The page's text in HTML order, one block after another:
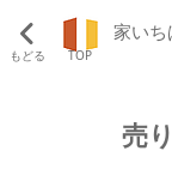
もどる TOP
家いち
売